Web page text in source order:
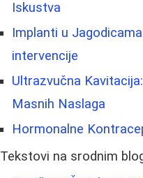
Iskustva
Implanti u
intervencije
Ultrazvučna
Masnih Naslaga
Hormonalne
Tekstovi na srodnim